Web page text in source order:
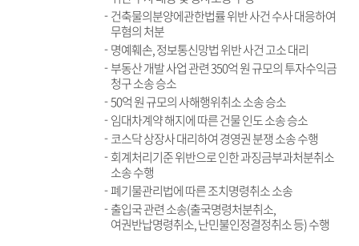
건축물의분양에관한법률 위반 사건 수사 대응하여
무혐의 처분
명예훼손, 정보통신망법 위반 사건 고소 대리
부동산 개발 사업 관련 350억 원 규모의 투자수익금
청구 소송 승소
50억 원 규모의 사해행위취소 소송 승소
임대차계약 해지에 따른 건물 인도 소송 승소
코스닥 상장사 대리하여 경영권 분쟁 소송 수행
회계처리기준 위반으로 인한 과징금부과처분취소
소송 수행
폐기물관리법에 따른 조치명령취소 소송
출입국 관련 소송(출국명령처분취소,
여권반납명령취소, 난민불인정결정취소 등) 수행